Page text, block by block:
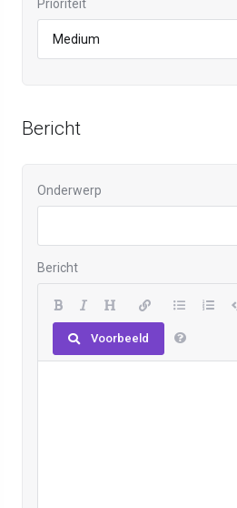
Prioriteit
Bericht
Onderwerp
Bericht
Voorbeeld